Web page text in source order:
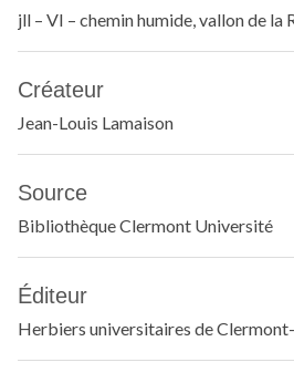
jll – VI – chemin humide, vallon de la
Créateur
Jean-Louis Lamaison
Source
Bibliothèque Clermont Université
Éditeur
Herbiers universitaires de